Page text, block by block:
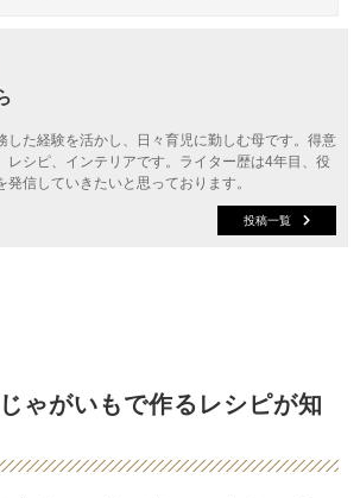
した経験を活かし、日々育児に勤しむ母です。得意
レシピ、インテリアです。ライター歴は4年目、役
信していきたいと思っております。
投稿一覧
ゃがいもで作るレシピが知